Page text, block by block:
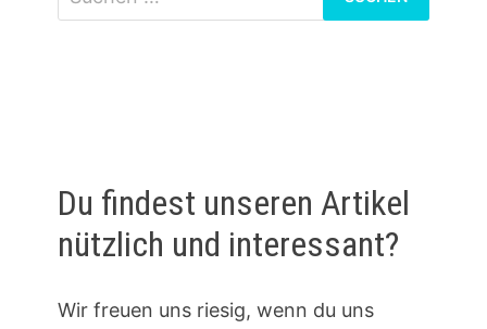
nach:
Du findest unseren Artikel
nützlich und interessant?
Wir freuen uns riesig, wenn du uns